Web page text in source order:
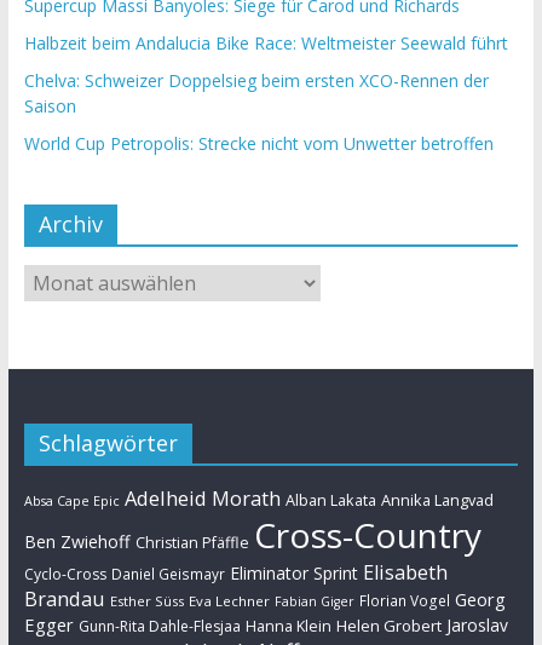
Supercup Massi Banyoles: Siege für Carod und Richards
Halbzeit beim Andalucia Bike Race: Weltmeister Seewald führt
Chelva: Schweizer Doppelsieg beim ersten XCO-Rennen der
Saison
World Cup Petropolis: Strecke nicht vom Unwetter betroffen
Archiv
Schlagwörter
Absa Cape Epic Adelheid Morath Alban Lakata Annika Langvad
Ben Zwiehoff Christian Pfäffle Cross-Country
Cyclo-Cross Daniel Geismayr Eliminator Sprint Elisabeth
Brandau Esther Süss Eva Lechner Fabian Giger Florian Vogel Georg
Egger Gunn-Rita Dahle-Flesjaa Hanna Klein Helen Grobert Jaroslav